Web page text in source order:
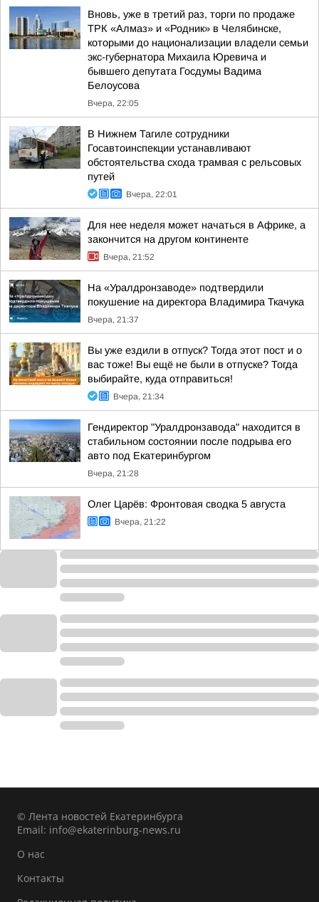
Вновь, уже в третий раз, торги по продаже
ТРК «Алмаз» и «Родник» в Челябинске,
которыми до национализации владели семьи
экс-губернатора Михаила Юревича и
бывшего депутата Госдумы Вадима
Белоусова
Вчера, 22:05
В Нижнем Тагиле сотрудники
Госавтоинспекции устанавливают
обстоятельства схода трамвая с рельсовых
путей
Вчера, 22:01
Для нее неделя может начаться в Африке, а
закончится на другом континенте
Вчера, 21:52
На «Уралдронзаводе» подтвердили
покушение на директора Владимира Ткачука
Вчера, 21:37
Вы уже ездили в отпуск? Тогда этот пост и о
вас тоже! Вы ещё не были в отпуске? Тогда
выбирайте, куда отправиться!
Вчера, 21:34
Гендиректор "Уралдронзавода" находится в
стабильном состоянии после подрыва его
авто под Екатеринбургом
Вчера, 21:28
Олег Царёв: Фронтовая сводка 5 августа
Вчера, 21:22
© Лента новостей Екатеринбурга
Email: info@ekaterinburg-news.ru
О нас
Контакты